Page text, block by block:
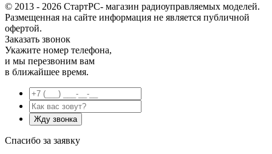
© 2013 - 2026 СтартРС- магазин радиоуправляемых моделей.
Размещенная на сайте информация не является публичной
офертой.
Заказать звонок
Укажите номер телефона,
и мы перезвоним вам
в ближайшее время.
Спасибо за заявку